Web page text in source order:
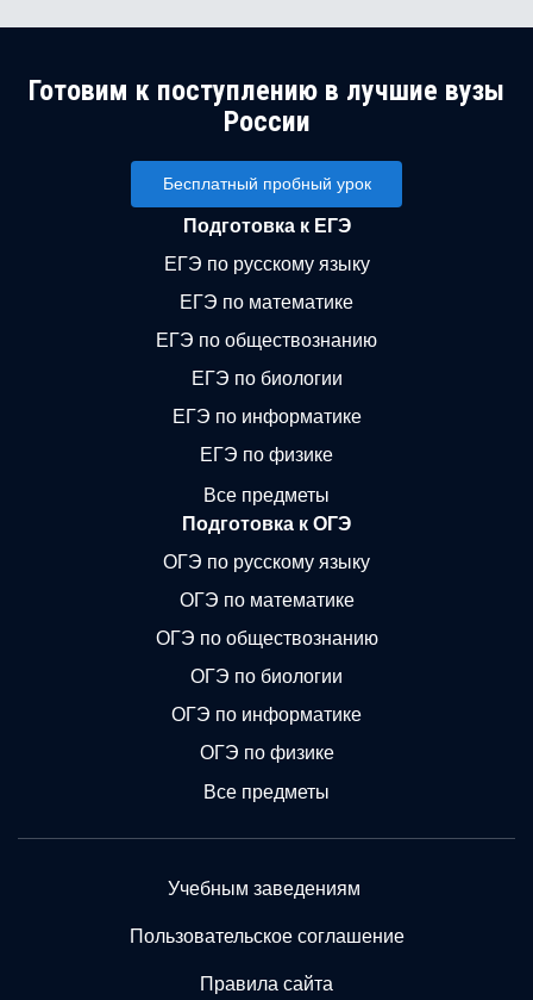
Готовим к поступлению в лучшие вузы
России
Бесплатный пробный урок
Подготовка к ЕГЭ
ЕГЭ по русскому языку
ЕГЭ по математике
ЕГЭ по обществознанию
ЕГЭ по биологии
ЕГЭ по информатике
ЕГЭ по физике
Все предметы
Подготовка к ОГЭ
ОГЭ по русскому языку
ОГЭ по математике
ОГЭ по обществознанию
ОГЭ по биологии
ОГЭ по информатике
ОГЭ по физике
Все предметы
Учебным заведениям
Пользовательское соглашение
Правила сайта